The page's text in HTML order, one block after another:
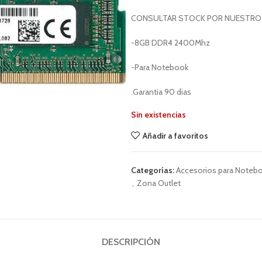
CONSULTAR STOCK POR
-8GB DDR4 2400Mhz
-Para Notebook
.Garantia 90 dias
Sin existencias
Añadir a favoritos
Categorías:Accesorios para
, Zona Outlet
DESCRIPCIÓN